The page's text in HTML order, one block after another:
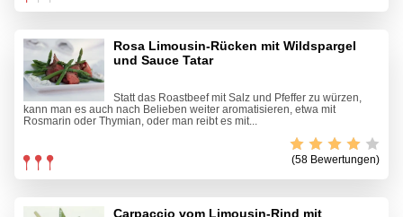
Rosa Limousin-Rücken mit Wildspargel
und Sauce Tatar
Statt das Roastbeef mit Salz und Pfeffer zu würzen,
kann man es auch nach Belieben weiter aromatisieren, etwa mit
Rosmarin oder Thymian, oder man reibt es mit...
(58 Bewertungen)
Carpaccio vom Limousin-Rind mit